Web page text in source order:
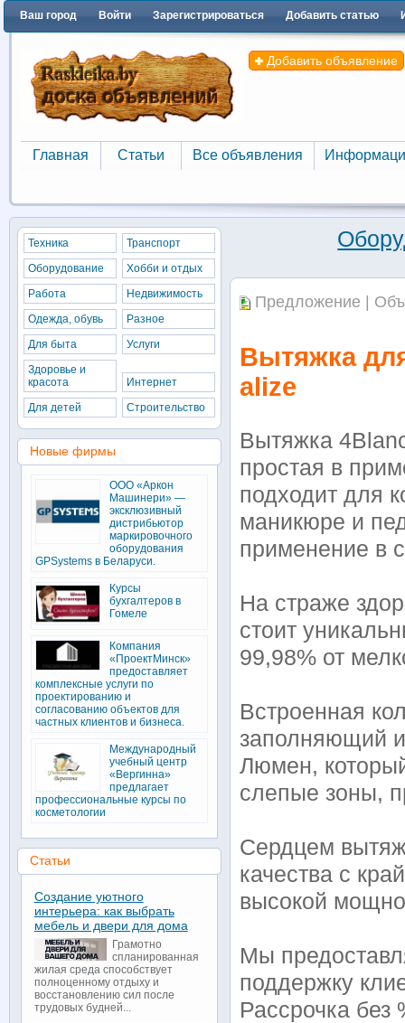
Ваш город Войти Зарегистрироваться Добавить статью
Добавить объявление
Главная
Главная
Статьи
Статьи
Все объявления
Все объявления
Предложение |
Вытяжка
alize
Вытяжка
простая в
подходит для
маникюре и
применение в
На страже
стоит
99,98% от
Встроенная
заполняющий
Люмен,
слепые зоны,
Сердцем
качества с
высокой
Мы
поддержку
Рассрочка без
Техника
Транспорт
Оборудование
Хобби и отдых
Работа
Недвижимость
Одежда, обувь
Разное
Для быта
Услуги
Здоровье и
красота
Интернет
Для детей
Строительство
Новые фирмы
ООО «Аркон
Машинери» —
эксклюзивный
дистрибьютор
маркировочного
оборудования
GPSystems в Беларуси.
Курсы
бухгалтеров в
Гомеле
Компания
«ПроектМинск»
предоставляет
комплексные услуги по
проектированию и
согласованию объектов для
частных клиентов и бизнеса.
Международный
учебный центр
«Вергинна»
предлагает
профессиональные курсы по
косметологии
Статьи
Создание уютного
интерьера: как выбрать
мебель и двери для дома
Грамотно
спланированная
жилая среда способствует
полноценному отдыху и
восстановлению сил после
трудовых будней...